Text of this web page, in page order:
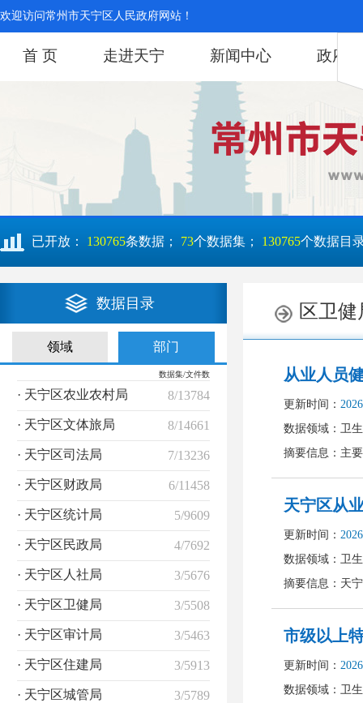
欢迎访问常州市天宁区人民政府网站！
首 页 走进天宁 新闻中心 政府
已开放： 130765条数据； 73个数据集； 130765个数据目
数据目录
领域 部门
数据集/文件数
· 天宁区农业农村局 8/13784
· 天宁区文体旅局 8/14661
· 天宁区司法局 7/13236
· 天宁区财政局 6/11458
· 天宁区统计局 5/9609
· 天宁区民政局 4/7692
· 天宁区人社局 3/5676
· 天宁区卫健局 3/5508
· 天宁区审计局 3/5463
· 天宁区住建局 3/5913
· 天宁区城管局 3/5789